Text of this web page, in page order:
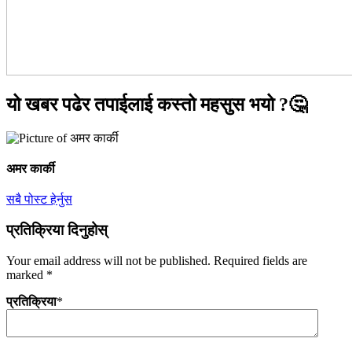
यो खबर पढेर तपाईलाई कस्तो महसुस भयो ?🤔
अमर कार्की
सबै पोस्ट हेर्नुस
प्रतिक्रिया दिनुहोस्
Your email address will not be published. Required fields are
marked *
प्रतिक्रिया*